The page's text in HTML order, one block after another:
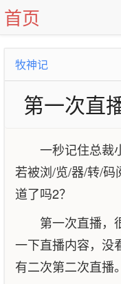
首页
牧神记
第一次直
一秒记住总裁
若被浏/览/器/转/码
道了吗2？
第一次直播，
一下直播内容，没
有二次第二次直播。